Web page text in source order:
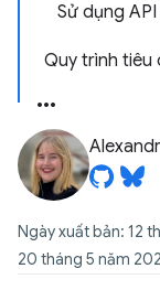
Sử dụng
Quy trình tiêu
Ngày xuất bản: 12
20 tháng 5 năm